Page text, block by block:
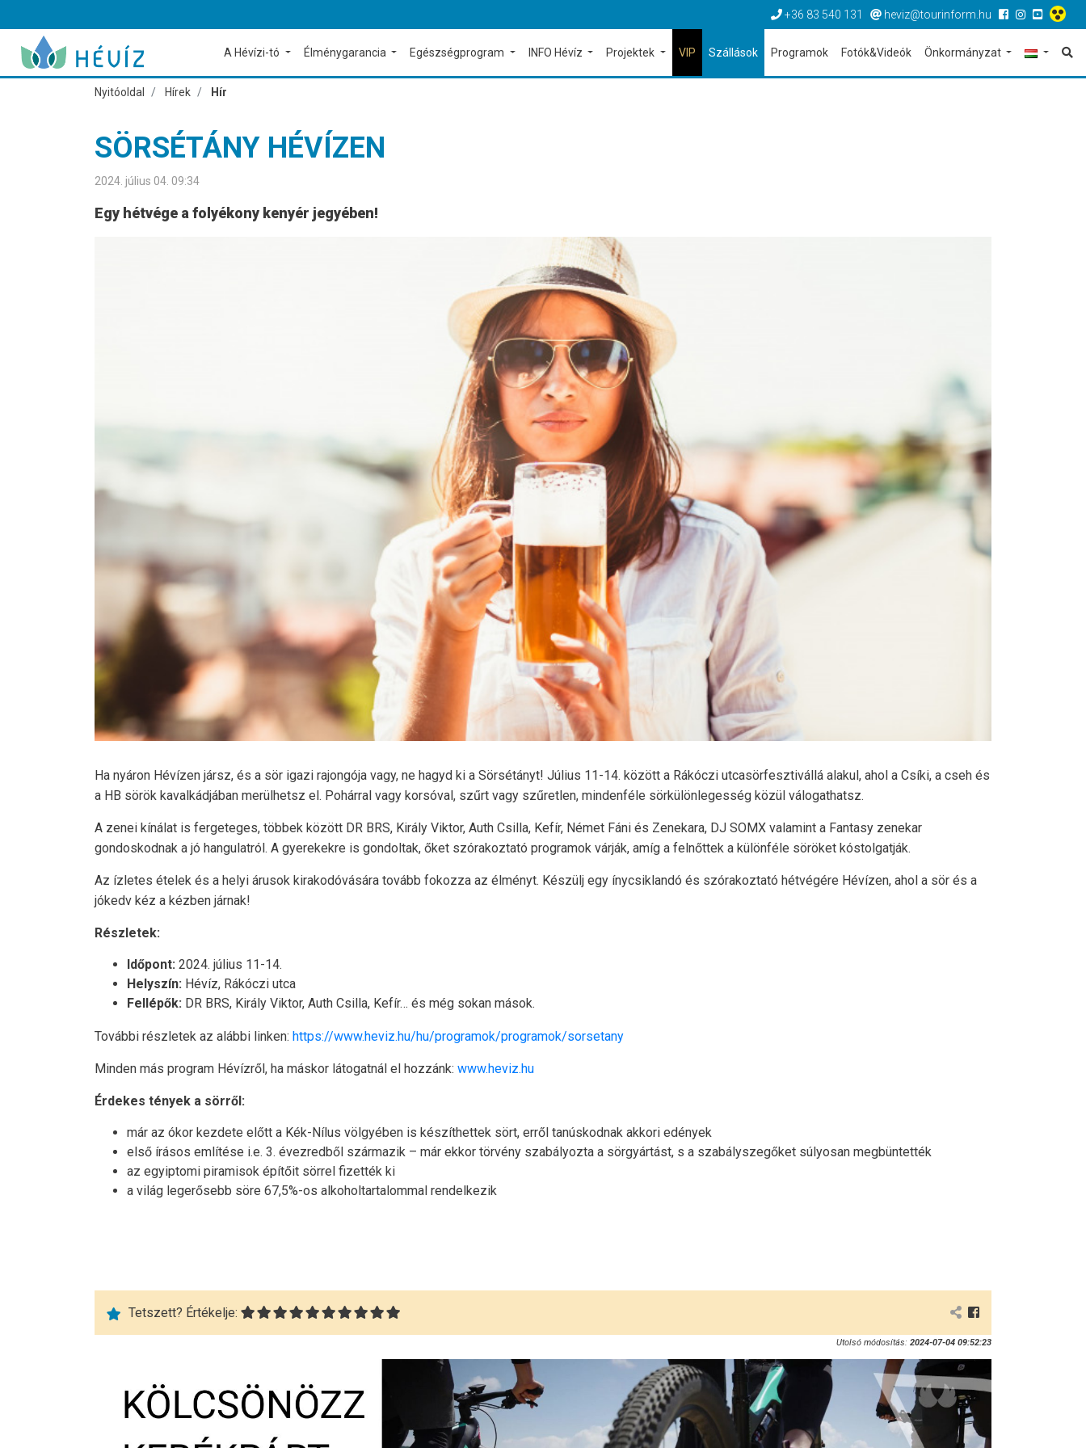
+36 83 540 131 heviz@tourinform.hu
A Hévízi-tó Élménygarancia Egészségprogram INFO Hévíz Projektek VIP Szállások Programok Fotók&Videók Önkormányzat
Nyitóoldal Hírek Hír
SÖRSÉTÁNY HÉVÍZEN
2024. július 04. 09:34
Egy hétvége a folyékony kenyér jegyében!
Ha nyáron Hévízen jársz, és a sör igazi rajongója vagy, ne hagyd ki a Sörsétányt! Július 11-14. között a Rákóczi utcasörfesztivállá alakul, ahol a Csíki, a cseh és
a HB sörök kavalkádjában merülhetsz el. Pohárral vagy korsóval, szűrt vagy szűretlen, mindenféle sörkülönlegesség közül válogathatsz.
A zenei kínálat is fergeteges, többek között DR BRS, Király Viktor, Auth Csilla, Kefír, Német Fáni és Zenekara, DJ SOMX valamint a Fantasy zenekar
gondoskodnak a jó hangulatról. A gyerekekre is gondoltak, őket szórakoztató programok várják, amíg a felnőttek a különféle söröket kóstolgatják.
Az ízletes ételek és a helyi árusok kirakodóvására tovább fokozza az élményt. Készülj egy ínycsiklandó és szórakoztató hétvégére Hévízen, ahol a sör és a
jókedv kéz a kézben járnak!
Részletek:
Időpont: 2024. július 11-14.
Helyszín: Hévíz, Rákóczi utca
Fellépők: DR BRS, Király Viktor, Auth Csilla, Kefír… és még sokan mások.
További részletek az alábbi linken: https://www.heviz.hu/hu/programok/programok/sorsetany
Minden más program Hévízről, ha máskor látogatnál el hozzánk: www.heviz.hu
Érdekes tények a sörről:
már az ókor kezdete előtt a Kék-Nílus völgyében is készíthettek sört, erről tanúskodnak akkori edények
első írásos említése i.e. 3. évezredből származik – már ekkor törvény szabályozta a sörgyártást, s a szabályszegőket súlyosan megbüntették
az egyiptomi piramisok építőit sörrel fizették ki
a világ legerősebb söre 67,5%-os alkoholtartalommal rendelkezik
Tetszett? Értékelje:
Utolsó módosítás: 2024-07-04 09:52:23